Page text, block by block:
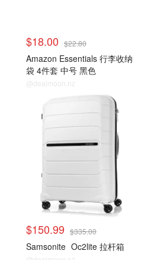
$18.00 $22.80
Amazon Essentials 行李收纳
袋 4件套 中号 黑色
@dealmoon.nz
$150.99 $335.00
Samsonite Oc2lite 拉杆箱